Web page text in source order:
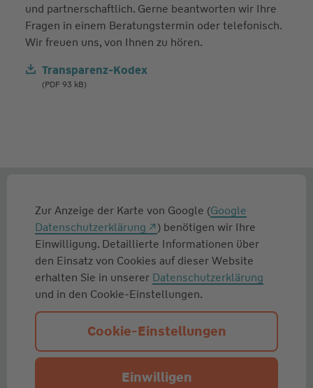
und partnerschaftlich. Gerne beantworten wir Ihre
Fragen in einem Beratungstermin oder telefonisch.
Wir freuen uns, von Ihnen zu hören.
Transparenz-Kodex
(PDF 93 kB)
Zur Anzeige der Karte von Google (Google
Datenschutzerklärung
) benötigen wir Ihre
Einwilligung. Detaillierte Informationen über
den Einsatz von Cookies auf dieser Website
erhalten Sie in unserer Datenschutzerklärung
und in den Cookie-Einstellungen.
Cookie-Einstellungen
Einwilligen